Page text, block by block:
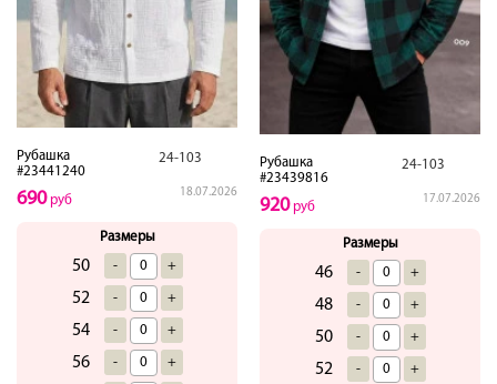
Рубашка
#23441240
24-103
18.07.2026
690руб
Размеры
50 - +
52 - +
54 - +
56 - +
Рубашка
#23439816
24-103
17.07.2026
920руб
Размеры
46 - +
48 - +
50 - +
52 - +